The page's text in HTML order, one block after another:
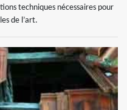
techniques nécessaires pour
de l’art.